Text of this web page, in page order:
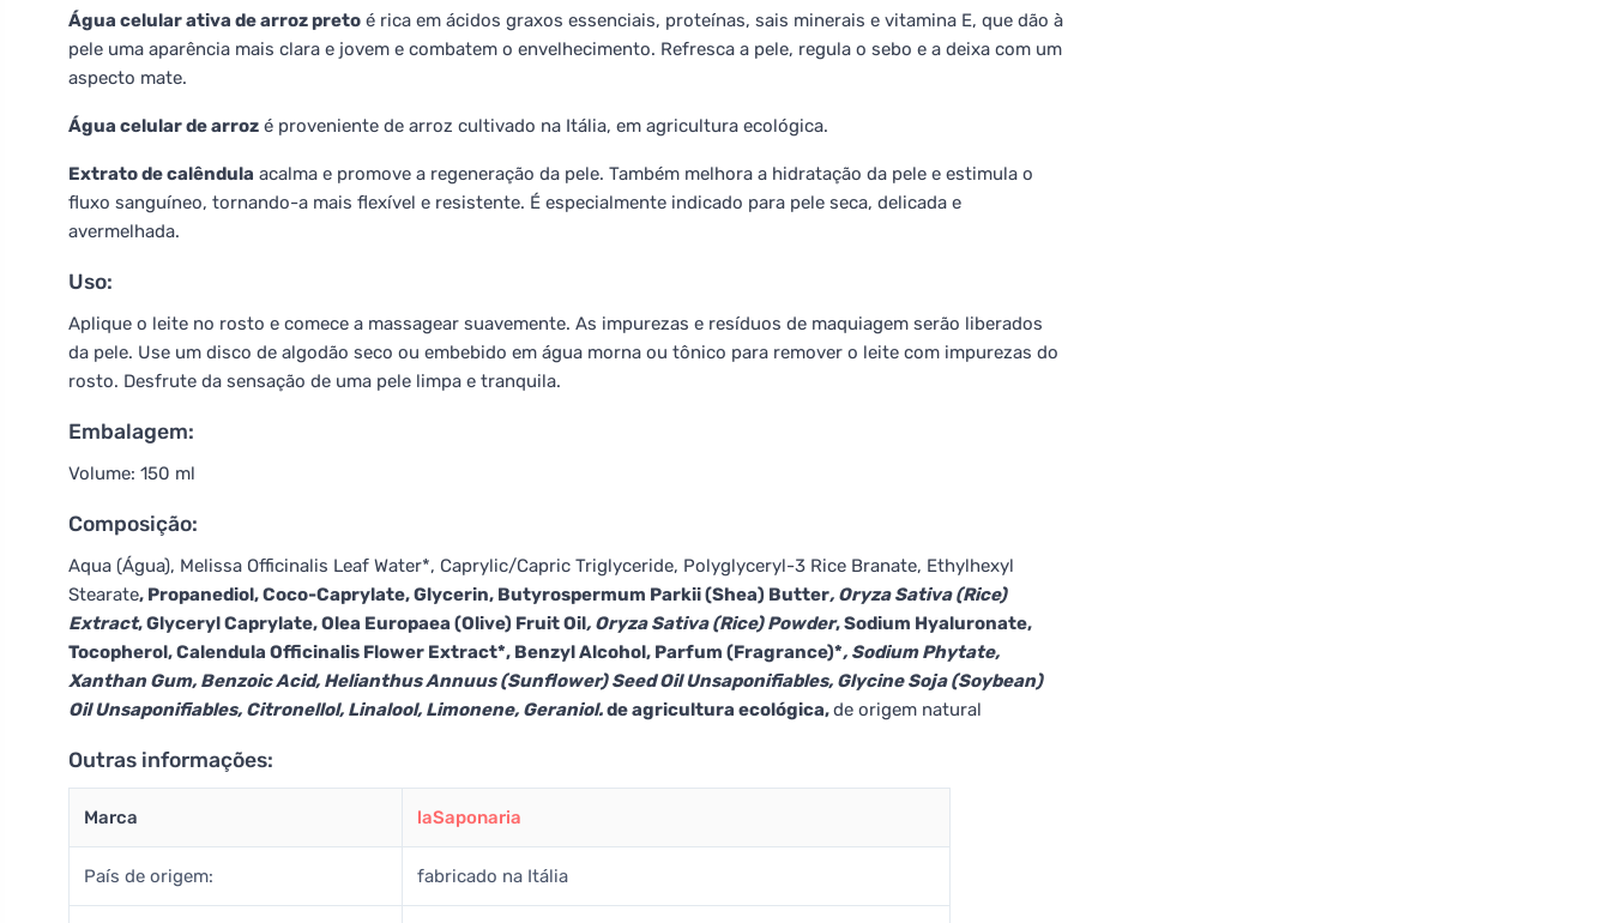
Água celular ativa de arroz preto é rica em ácidos graxos essenciais, proteínas, sais minerais e vitamina E, que dão à
pele uma aparência mais clara e jovem e combatem o envelhecimento. Refresca a pele, regula o sebo e a deixa com um
aspecto mate.
Água celular de arroz é proveniente de arroz cultivado na Itália, em agricultura ecológica.
Extrato de calêndula acalma e promove a regeneração da pele. Também melhora a hidratação da pele e estimula o
fluxo sanguíneo, tornando-a mais flexível e resistente. É especialmente indicado para pele seca, delicada e
avermelhada.
Uso:
Aplique o leite no rosto e comece a massagear suavemente. As impurezas e resíduos de maquiagem serão liberados
da pele. Use um disco de algodão seco ou embebido em água morna ou tônico para remover o leite com impurezas do
rosto. Desfrute da sensação de uma pele limpa e tranquila.
Embalagem:
Volume: 150 ml
Composição:
Aqua (Água), Melissa Officinalis Leaf Water*, Caprylic/Capric Triglyceride, Polyglyceryl-3 Rice Branate, Ethylhexyl
Stearate, Propanediol, Coco-Caprylate, Glycerin, Butyrospermum Parkii (Shea) Butter, Oryza Sativa (Rice)
Extract, Glyceryl Caprylate, Olea Europaea (Olive) Fruit Oil, Oryza Sativa (Rice) Powder, Sodium Hyaluronate,
Tocopherol, Calendula Officinalis Flower Extract*, Benzyl Alcohol, Parfum (Fragrance)*, Sodium Phytate,
Xanthan Gum, Benzoic Acid, Helianthus Annuus (Sunflower) Seed Oil Unsaponifiables, Glycine Soja (Soybean)
Oil Unsaponifiables, Citronellol, Linalool, Limonene, Geraniol.de agricultura ecológica,de origem natural
Outras informações:
Marca laSaponaria
País de origem: fabricado na Itália